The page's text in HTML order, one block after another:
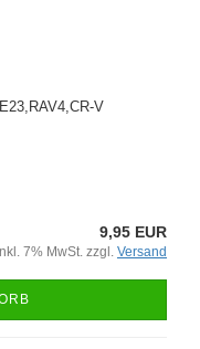
V
9,95 EUR
7% MwSt. zzgl. Versand